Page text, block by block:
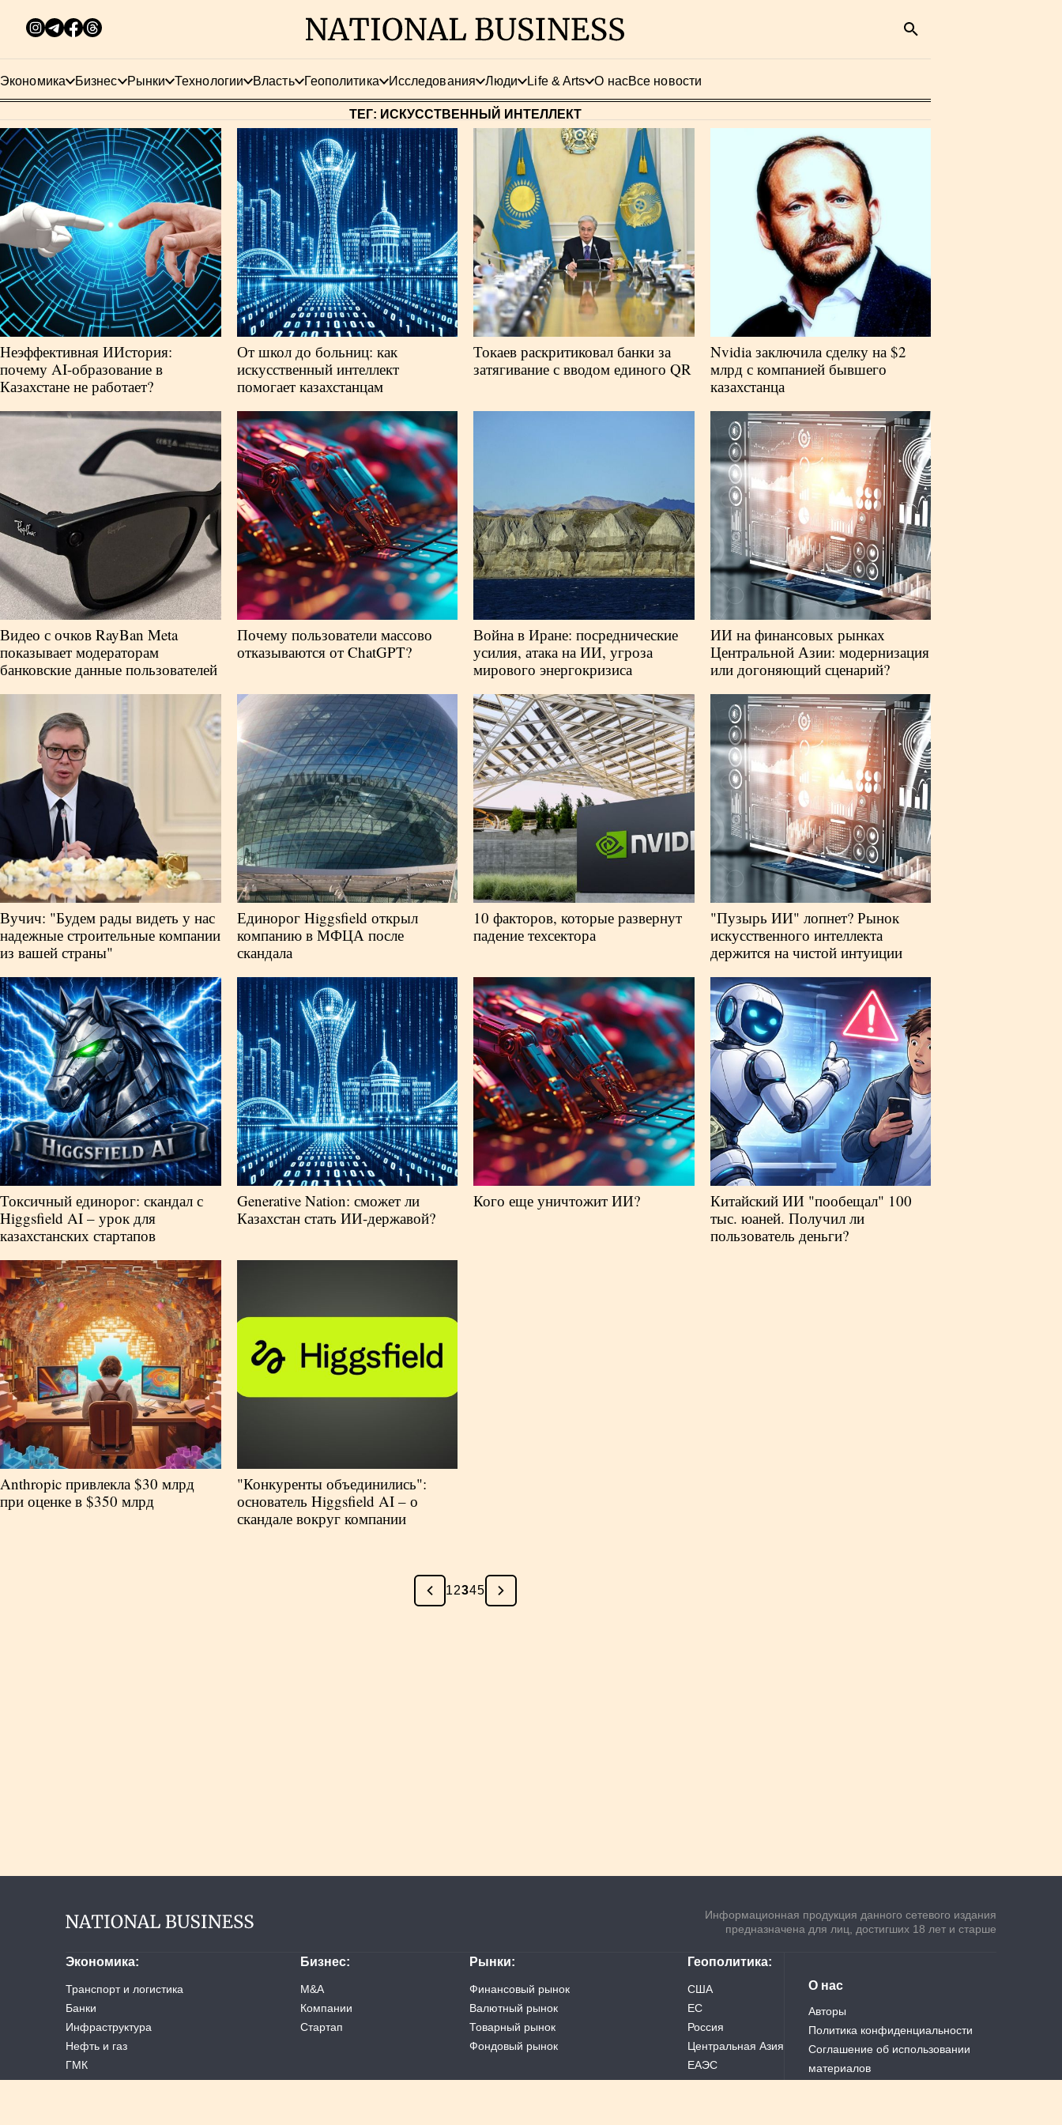
Экономика Бизнес Рынки Технологии Власть Геополитика Исследования Люди Life & Arts О насВсе новости
ТЕГ: ИСКУССТВЕННЫЙ ИНТЕЛЛЕКТ
Неэффективная ИИстория:
почему AI-образование в
Казахстане не работает?
От школ до больниц: как
искусственный интеллект
помогает казахстанцам
Токаев раскритиковал банки за
затягивание с вводом единого QR
Nvidia заключила сделку на $2
млрд с компанией бывшего
казахстанца
Видео с очков RayBan Meta
показывает модераторам
банковские данные пользователей
Почему пользователи массово
отказываются от ChatGPT?
Война в Иране: посреднические
усилия, атака на ИИ, угроза
мирового энергокризиса
ИИ на финансовых рынках
Центральной Азии: модернизация
или догоняющий сценарий?
Вучич: "Будем рады видеть у нас
надежные строительные компании
из вашей страны"
Единорог Higgsfield открыл
компанию в МФЦА после
скандала
10 факторов, которые развернут
падение техсектора
"Пузырь ИИ" лопнет? Рынок
искусственного интеллекта
держится на чистой интуиции
Токсичный единорог: скандал с
Higgsfield AI – урок для
казахстанских стартапов
Generative Nation: сможет ли
Казахстан стать ИИ-державой?
Кого еще уничтожит ИИ?
Китайский ИИ "пообещал" 100
тыс. юаней. Получил ли
пользователь деньги?
Anthropic привлекла $30 млрд
при оценке в $350 млрд
"Конкуренты объединились":
основатель Higgsfield AI – о
скандале вокруг компании
12345
Информационная продукция данного сетевого издания
предназначена для лиц, достигших 18 лет и старше
Экономика
Транспорт и логистика
Банки
Инфраструктура
Нефть и газ
ГМК
Услуги
Бизнес
M&A
Компании
Стартап
Рынки
Финансовый рынок
Валютный рынок
Товарный рынок
Фондовый рынок
Геополитика
США
ЕС
Россия
Центральная Азия
ЕАЭС
Китай
О нас
Авторы
Политика конфиденциальности
Соглашение об использовании
материалов